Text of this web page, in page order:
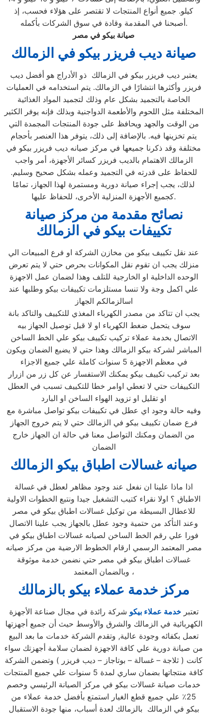
كيلو. جميع أنواع المنتجات لا تقتصر على هؤلاء فحسب، إذ
أصبحنا في المقدمة وقادة في سوق الشركات بأكمله.
صيانة بيكو في مصر
صيانة ديب فريزر بيكو في الزمالك
يعتبر ديب فريزر بيكو في الزمالك ذو الأدراج هو أفضل ديب
فريزر وأكثرها انتشارًا في الزمالك. يتم استخدامه في العمليات
الخاصة بالتجميد بشكل عام وذلك لتجميد المواد الغذائية
المختلفة مثل اللحوم والأطعمة الدواجنية وبذلك فإنه يوفر الكثير
من الوقت والجهد ويحافظ على جودة المنتجات المجمدة التي
يتم تخزينها فيه. بالإضافة إلى ذلك، يتوفر هذا العنصر بأحجام
مختلفة وقد ذكرنا جميعها في مركز صيانه ديب فريزر بيكو في
الزمالك الاهتمام بالديب فريزر كسائر الأجهزة، أمر واجب
للحفاظ على قدرته في التجميد وعمله بشكل صحيح وسليم.
لذلك، يجب إجراء صيانة دورية ومستمرة لهذا الجهاز، تمامًا
كجميع الأجهزة المنزلية الأخرى، للحفاظ عليها.
نصائح مقدمة من مركز صيانة
تكييفات بيكو في الزمالك
عند نقل تكييف بيكو من مخازن الشركة او فرع المبيعات الي
منزلك يجب ان تقوم نقل المكوانات بحرص حتي لا يتم تعرض
الوحده الداخلية او الخارجية للتلف وهذا لضمان عمل الاجهزة
علي اكمل وجة ولا تنسا مستلزمات تكييفات بيكو وطلبها عند
اسالزمالكم الجهاز
يجب ان تتاكد من مصدر الكهرباء المغذي للتكييف والتاكد بانة
سوف يتحمل ضغط الكهرباء او لا قبل توصيل الجهاز بيه
الاتصال بخدمة عملاء تركيب تكييف بيكو علي الخط الساخن
المباشر لشركة بيكو الزمالك وهذا حتي لا يضيع الضمان ويكون
في معظم الاجهزة 5 سنوات كاملة علي جميع الاجزاء
بعد تركيب تكييف بيكو يمكنك الاستفسار عن كل زر من ازرار
التكييفات حتي لا تعطي اوامر خطا للتكييف تسبب في العطل
او تقليل او تزويد الهواء الساخن او البارد
وفيه حالة وجود اي عطل في تكييفات بيكو تواصل مباشرة مع
فرع ضمان تكييف بيكو في الزمالك حتي لا يتم خروج الجهاز
من الضمان ومكنك التواصل معنا في حالة ان الجهاز خارج
الضمان
صيانه غسالات اطباق بيكو الزمالك
اذا ماذا علينا ان نفعل عند وجود مظاهر لعطل في غسالة
الاطباق ؟ اولا نقراء كتيب التشغيل جيدا ونتبع الخطوات الاولية
للاعطال البسيطة من توكيل غسالات اطباق بيكو في مصر
وعند التأكد من حتمية وجود عطل بالجهاز يجب علينا الاتصال
فورا علي رقم الخط الساخن لصيانه غسالات اطباق بيكو في
مصر المعتمد الرسمي ارقام الخطوط الارضية من مركز صيانه
غسالات اطباق بيكو في مصر حتي نضمن خدمة موثوقة
وبالضمان المعتمد ،
مركز خدمة عملاء بيكو بالزمالك
تعتبرخدمة عملاء بيكو شركة رائدة في مجال صناعة الأجهزة
الكهربائية في الزمالك والشرق والأوسط حيث أن جميع أجهزتها
تعمل بكفائه وجودة عالية, وتقدم الشركة خدمات ما بعد البيع
من صيانة دورية علي كافة الاجهزة لضمان سلامة أجهزتك سواء
كانت ( ثلاجة – غسالة – بوتاجاز – ديب فريزر ) وتضمن الشركة
كافة منتجاتها بضمان ساري لمدة 5 سنوات علي جميع المنتجات
خدمات صيانة غسالات بيكو في مركز الصيانة الرئيسي وخصم
25٪ علي جميع قطع الغيار استمتع بأفضل خدمة عملاء من
بيكو في الزمالك بالزمالك لعدة أسباب، منها جودة الاستقبال